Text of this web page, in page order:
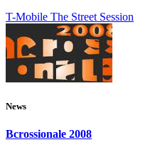
T-Mobile The Street Session
News
Bcrossionale 2008